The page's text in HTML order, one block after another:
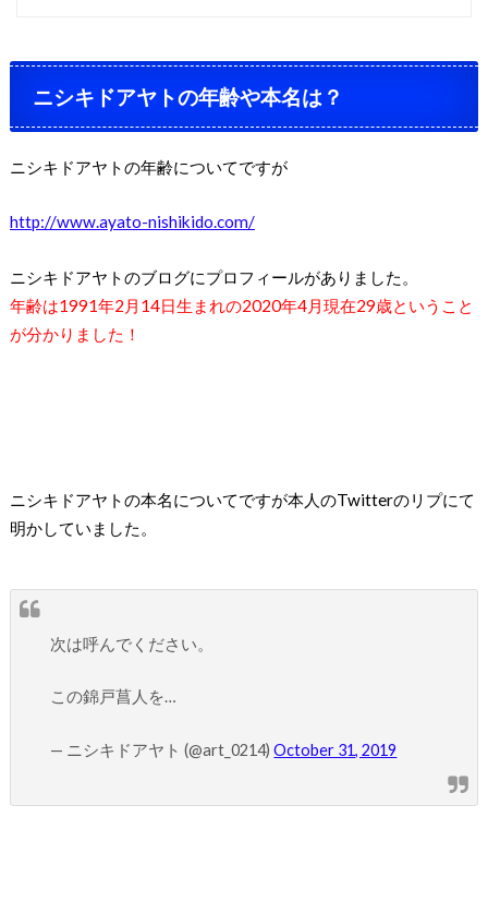
ニシキドアヤトの年齢や本名は？
ニシキドアヤトの年齢についてですが
http://www.ayato-nishikido.com/
ニシキドアヤトのブログにプロフィールがありました。
年齢は1991年2 月 14日生まれの2020年4月現在29歳ということ
が分かりました！
ニシキドアヤトの本名についてですが本人のTwitterのリプにて
明かしていました。
次は呼んでください。
この錦戸菖人を…
— ニシキドアヤト (@art_0214)October 31, 2019